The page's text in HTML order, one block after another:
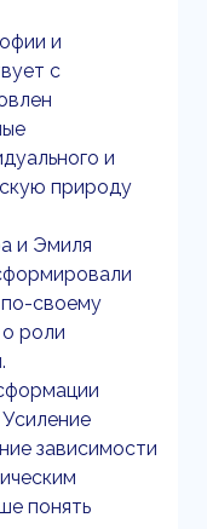
и
с
и
природу
и Эмиля
своему
роли
зависимости
понять